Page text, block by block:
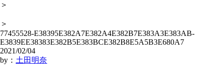
＞
＞
77455528-E38395E382A7E382A4E382B7E383A3E383AB-
E3839EE38383E382B5E383BCE382B8E5A5B3E680A7
2021/02/04
by： 土田明奈